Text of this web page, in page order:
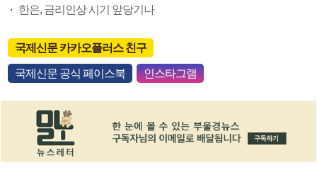
한은, 금리인상 시기 앞당기나
국제신문 카카오플러스 친구
국제신문 공식 페이스북 인스타그램